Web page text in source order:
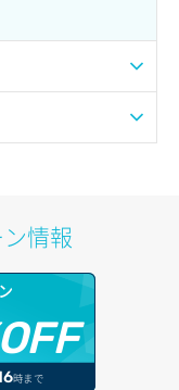
情報
時まで